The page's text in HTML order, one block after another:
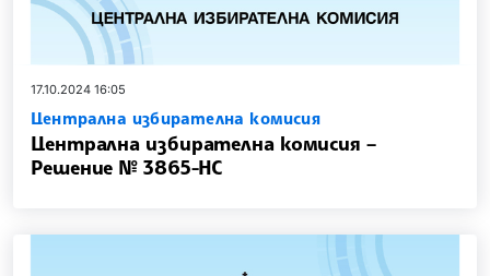
17.10.2024 16:05
Централна избирателна комисия
Централна избирателна комисия –
Решение № 3865-НС